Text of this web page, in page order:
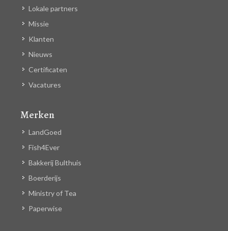
Lokale partners
Missie
Klanten
Nieuws
Certificaten
Vacatures
Merken
LandGoed
Fish4Ever
Bakkerij Bulthuis
Boerderijs
Ministry of Tea
Paperwise